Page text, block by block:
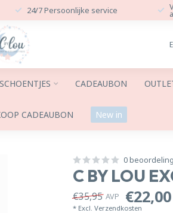
24/7 Persoonlijke service
SCHOENTJES CADEAUBON
CADEAUBON New in
0
C BY LOU
€35,95 AVP €22,00
* Excl.Verzendkosten